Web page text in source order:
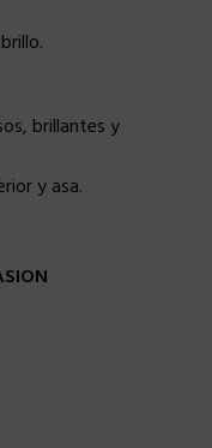
brillantes y
y asa.